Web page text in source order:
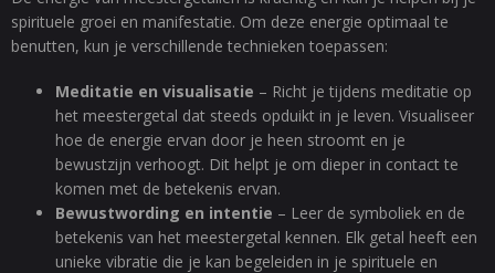
spirituele groei en manifestatie. Om deze energie optimaal te
benutten, kun je verschillende technieken toepassen:
Meditatie en visualisatie – Richt je tijdens meditatie op
het meestergetal dat steeds opduikt in je leven. Visualiseer
hoe de energie ervan door je heen stroomt en je
bewustzijn verhoogt. Dit helpt je om dieper in contact te
komen met de betekenis ervan.
Bewustwording en intentie – Leer de symboliek en de
betekenis van het meestergetal kennen. Elk getal heeft een
unieke vibratie die je kan begeleiden in je spirituele en